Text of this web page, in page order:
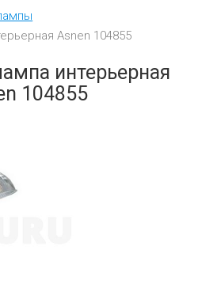
Asnen 104855
интерьерная
104855